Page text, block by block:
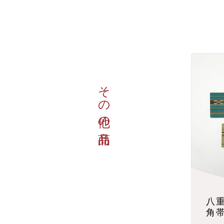
その他の商品
八
角